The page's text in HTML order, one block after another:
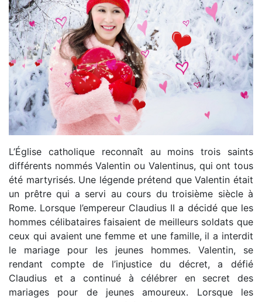
L’Église catholique reconnaît au moins trois saints
différents nommés Valentin ou Valentinus, qui ont tous
été martyrisés. Une légende prétend que Valentin était
un prêtre qui a servi au cours du troisième siècle à
Rome. Lorsque l’empereur Claudius II a décidé que les
hommes célibataires faisaient de meilleurs soldats que
ceux qui avaient une femme et une famille, il a interdit
le mariage pour les jeunes hommes. Valentin, se
rendant compte de l’injustice du décret, a défié
Claudius et a continué à célébrer en secret des
mariages pour de jeunes amoureux. Lorsque les